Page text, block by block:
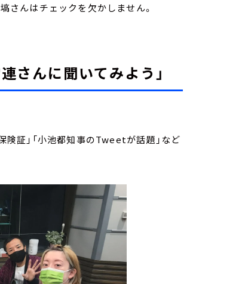
さんはチェックを欠かしません。
連さんに聞いてみよう」
険証」「小池都知事のTweetが話題」など